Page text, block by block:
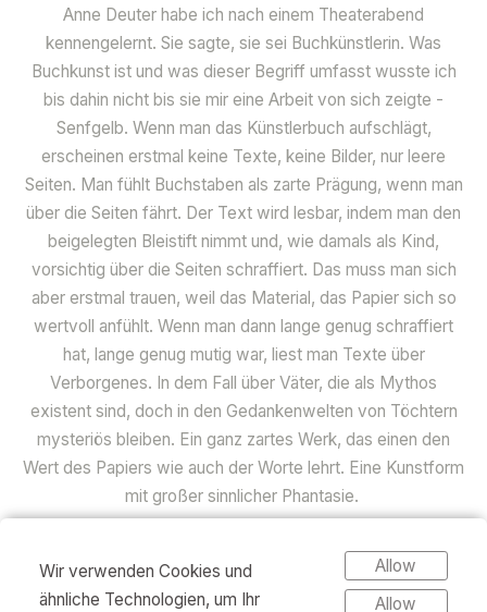
Anne Deuter habe ich nach einem Theaterabend
kennengelernt. Sie sagte, sie sei Buchkünstlerin. Was
Buchkunst ist und was dieser Begriff umfasst wusste ich
bis dahin nicht bis sie mir eine Arbeit von sich zeigte -
Senfgelb. Wenn man das Künstlerbuch aufschlägt,
erscheinen erstmal keine Texte, keine Bilder, nur leere
Seiten. Man fühlt Buchstaben als zarte Prägung, wenn man
über die Seiten fährt. Der Text wird lesbar, indem man den
beigelegten Bleistift nimmt und, wie damals als Kind,
vorsichtig über die Seiten schraffiert. Das muss man sich
aber erstmal trauen, weil das Material, das Papier sich so
wertvoll anfühlt. Wenn man dann lange genug schraffiert
hat, lange genug mutig war, liest man Texte über
Verborgenes. In dem Fall über Väter, die als Mythos
existent sind, doch in den Gedankenwelten von Töchtern
mysteriös bleiben. Ein ganz zartes Werk, das einen den
Wert des Papiers wie auch der Worte lehrt. Eine Kunstform
mit großer sinnlicher Phantasie.
Bibiana Beglau über Senfgelb, Welt am Sonntag, November
2022
Wir verwenden Cookies und
ähnliche Technologien, um Ihr
Allow
Allow